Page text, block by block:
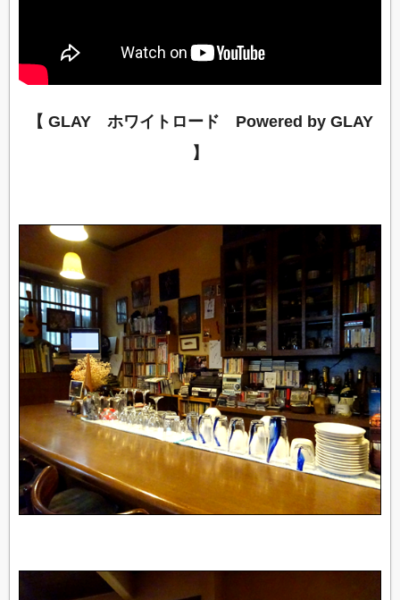
【 GLAY ホワイトロード Powered by GLAY
】